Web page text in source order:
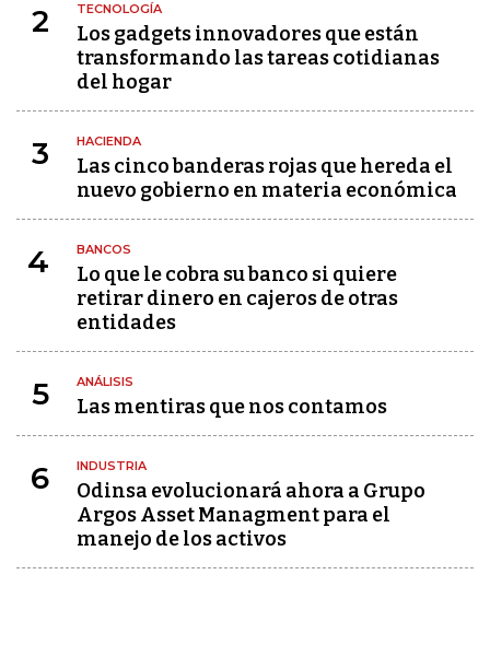
2 TECNOLOGÍA
Los gadgets innovadores que están
transformando las tareas cotidianas
del hogar
3 HACIENDA
Las cinco banderas rojas que hereda el
nuevo gobierno en materia económica
4 BANCOS
Lo que le cobra su banco si quiere
retirar dinero en cajeros de otras
entidades
5 ANÁLISIS
Las mentiras que nos contamos
6 INDUSTRIA
Odinsa evolucionará ahora a Grupo
Argos Asset Managment para el
manejo de los activos